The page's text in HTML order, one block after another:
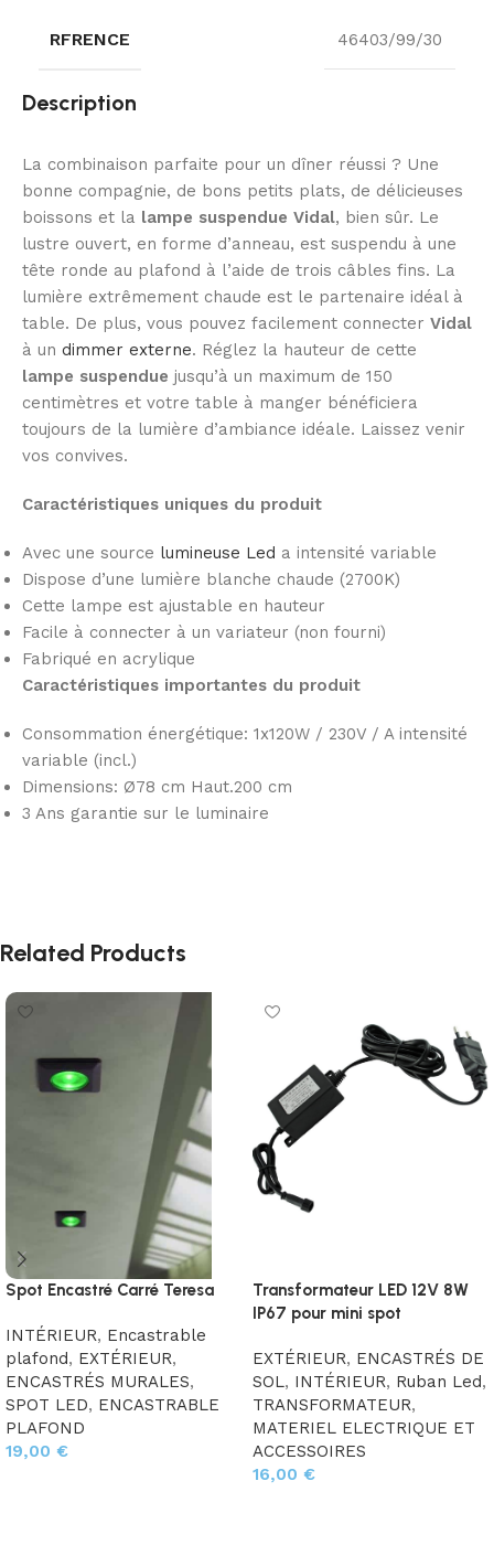
RFRENCE 46403/99/30
Description
La combinaison parfaite pour un dîner réussi ? Une
bonne compagnie, de bons petits plats, de délicieuses
boissons et la lampe suspendue Vidal, bien sûr. Le
lustre ouvert, en forme d’anneau, est suspendu à une
tête ronde au plafond à l’aide de trois câbles fins. La
lumière extrêmement chaude est le partenaire idéal à
table. De plus, vous pouvez facilement connecter Vidal
à un dimmer externe. Réglez la hauteur de cette
lampe suspendue jusqu’à un maximum de 150
centimètres et votre table à manger bénéficiera
toujours de la lumière d’ambiance idéale. Laissez venir
vos convives.
Caractéristiques uniques du produit
Avec une source lumineuse Led a intensité variable
Dispose d’une lumière blanche chaude (2700K)
Cette lampe est ajustable en hauteur
Facile à connecter à un variateur (non fourni)
Fabriqué en acrylique
Caractéristiques importantes du produit
Consommation énergétique: 1x120W / 230V / A intensité
variable (incl.)
Dimensions: Ø78 cm Haut.200 cm
3 Ans garantie sur le luminaire
Related Products
Spot Encastré Carré Teresa
INTÉRIEUR, Encastrable
plafond, EXTÉRIEUR,
ENCASTRÉS MURALES,
SPOT LED, ENCASTRABLE
PLAFOND
19,00 €
Transformateur LED 12V 8W
IP67 pour mini spot
EXTÉRIEUR, ENCASTRÉS DE
SOL, INTÉRIEUR, Ruban Led,
TRANSFORMATEUR,
MATERIEL ELECTRIQUE ET
ACCESSOIRES
16,00 €